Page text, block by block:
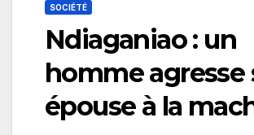
SOCIÉTÉ
Ndiaganiao : un
homme agresse
épouse à la